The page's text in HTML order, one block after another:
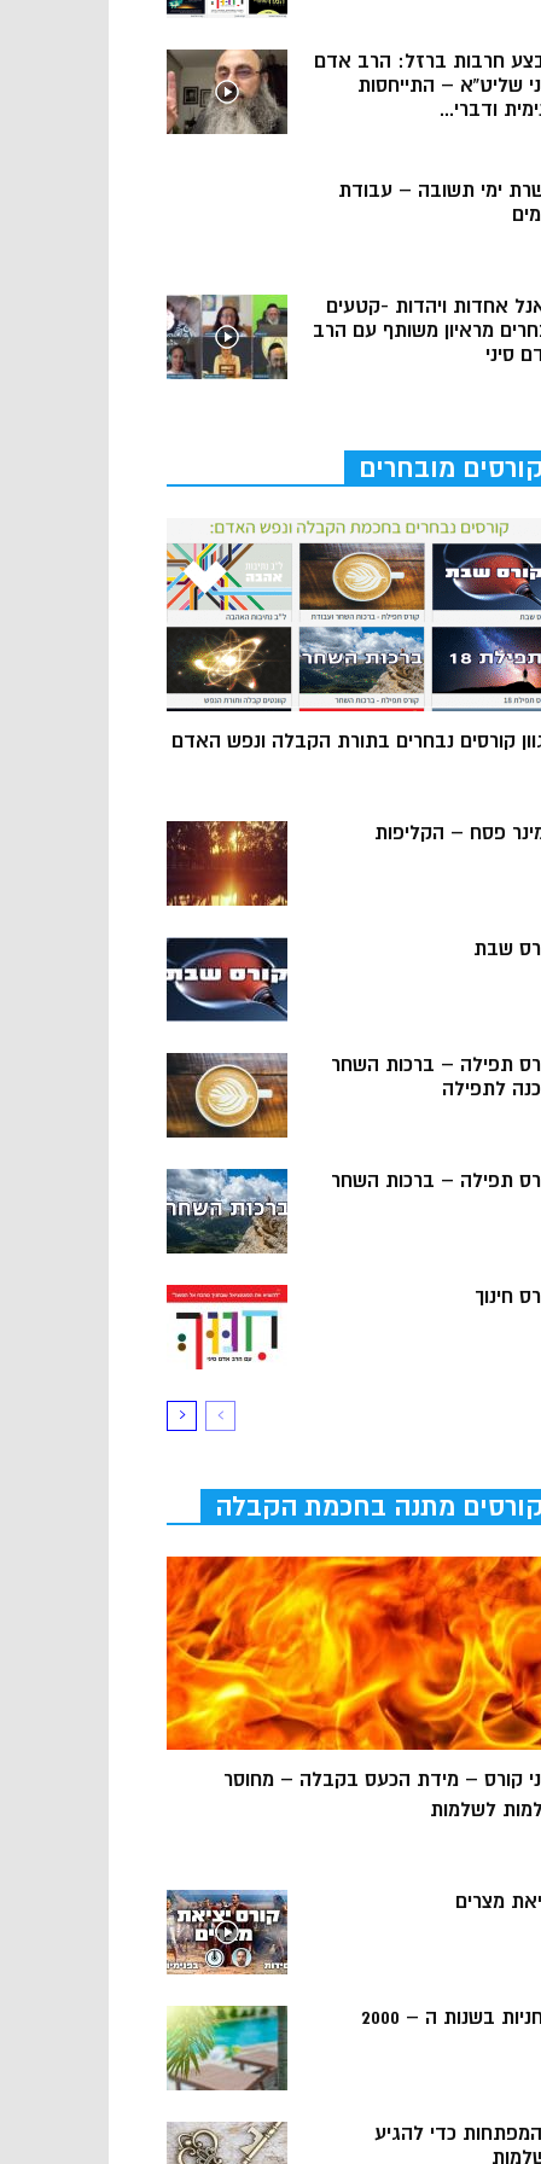
חרבות ברזל: הרב אדם
שליט”א – התייחסות
ודברי...
ימי תשובה – עבודת
אחדות ויהדות -קטעים
מראיון משותף עם הרב
סיני
קורסים מובחרים
קורסים נבחרים בתורת הקבלה ונפש האדם
פסח – הקליפות
שבת
תפילה – ברכות השחר
לתפילה
תפילה – ברכות השחר
חינוך
קורסים מתנה בחכמת הקבלה
קורס – מידת הכעס בקבלה – מחוסר
לשלמות
מצרים
בשנות ה – 2000
5 המפתחות כדי להגיע